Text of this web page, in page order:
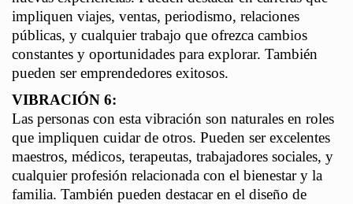
impliquen viajes, ventas, periodismo, relaciones
públicas, y cualquier trabajo que ofrezca cambios
constantes y oportunidades para explorar. También
pueden ser emprendedores exitosos.
VIBRACIÓN 6:
Las personas con esta vibración son naturales en roles
que impliquen cuidar de otros. Pueden ser excelentes
maestros, médicos, terapeutas, trabajadores sociales, y
cualquier profesión relacionada con el bienestar y la
familia. También pueden destacar en el diseño de